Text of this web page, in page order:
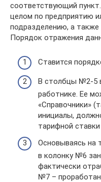
соответствующий
целом по предприятию
подразделению, а также
Порядок отражения
Ставится
В столбцы №2-5
работнике. Ее
«Справочники»
инициалы,
тарифной ставки
Основываясь на
в колонку №6
фактически
№7 –